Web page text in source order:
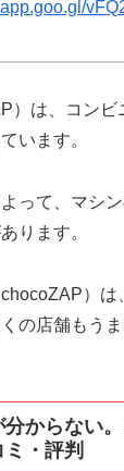
）は、コンビ
います。
って、マシ
ります。
）は
の店舗もう
分からない
・評判